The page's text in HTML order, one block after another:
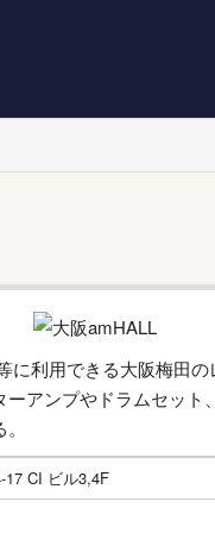
利用できる大阪梅田
アンプやドラムセッ
17 CI ビル3,4F